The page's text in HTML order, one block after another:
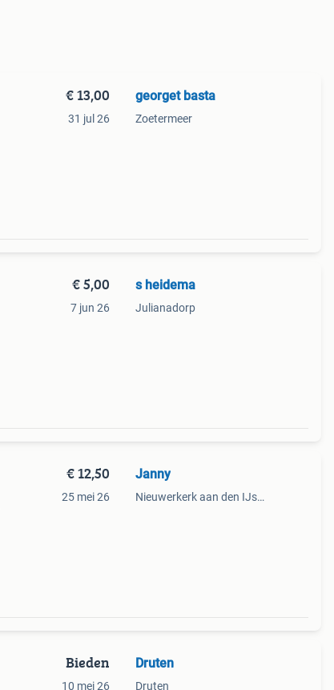
€ 13,00
31 jul 26
georget basta
Zoetermeer
€ 5,00
7 jun 26
s heidema
Julianadorp
€ 12,50
25 mei 26
Janny
Nieuwerkerk aan den IJssel
Bieden
10 mei 26
Druten
Druten